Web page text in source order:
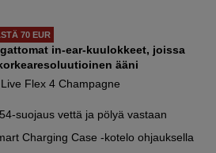
70 EUR
in-ear-kuulokkeet, joissa
ääni
Flex 4 Champagne
suojaus vettä ja pölyä vastaan
Charging Case -kotelo ohjauksella